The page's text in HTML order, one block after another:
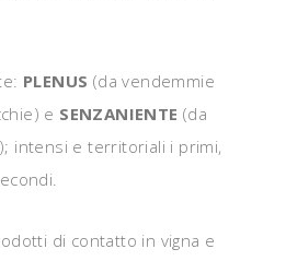
PLENUS (da vendemmie
e SENZANIENTE (da
intensi e territoriali i primi,
di contatto in vigna e